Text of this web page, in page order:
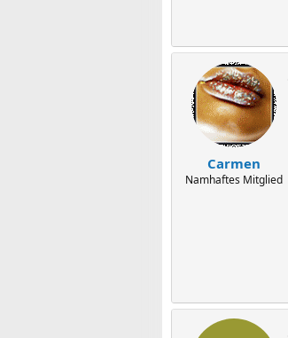
Carmen
Namhaftes Mitglied